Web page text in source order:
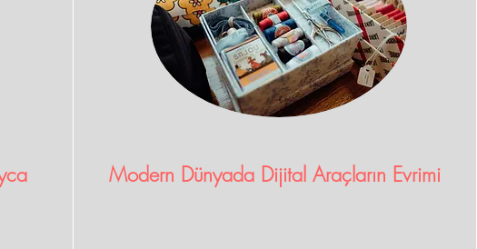
Modern Dünyada Dijital Araçların Evrimi